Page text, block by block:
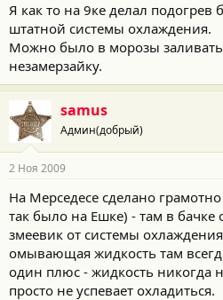
Я как то на 9ке делал подогрев
штатной системы охлаждения.
Можно было в морозы
незамерзайку.
samus
Админ(добрый)
2 Ноя 2009
На Мерседесе сделано
так было на Ешке) - там в бачке
змеевик от системы
омывающая жидкость там
один плюс - жидкость никогда
просто не успевает охладиться.